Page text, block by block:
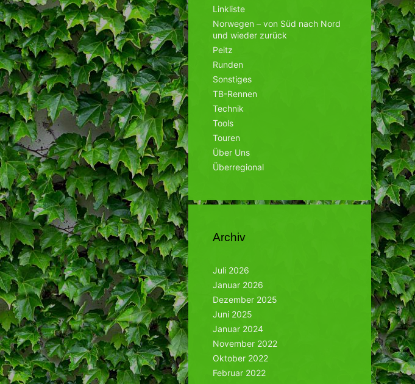
Linkliste
Norwegen – von Süd nach Nord
und wieder zurück
Peitz
Runden
Sonstiges
TB-Rennen
Technik
Tools
Touren
Über Uns
Überregional
Archiv
Juli 2026
Januar 2026
Dezember 2025
Juni 2025
Januar 2024
November 2022
Oktober 2022
Februar 2022